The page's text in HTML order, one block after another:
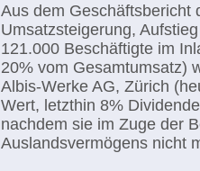
Aus dem Geschäftsbericht
Umsatzsteigerung,
121.000 Beschäftigte im
20% vom Gesamtumsatz)
Albis-Werke AG, Zürich
Wert, letzthin 8%
nachdem sie im Zuge der
Auslandsvermögens nicht